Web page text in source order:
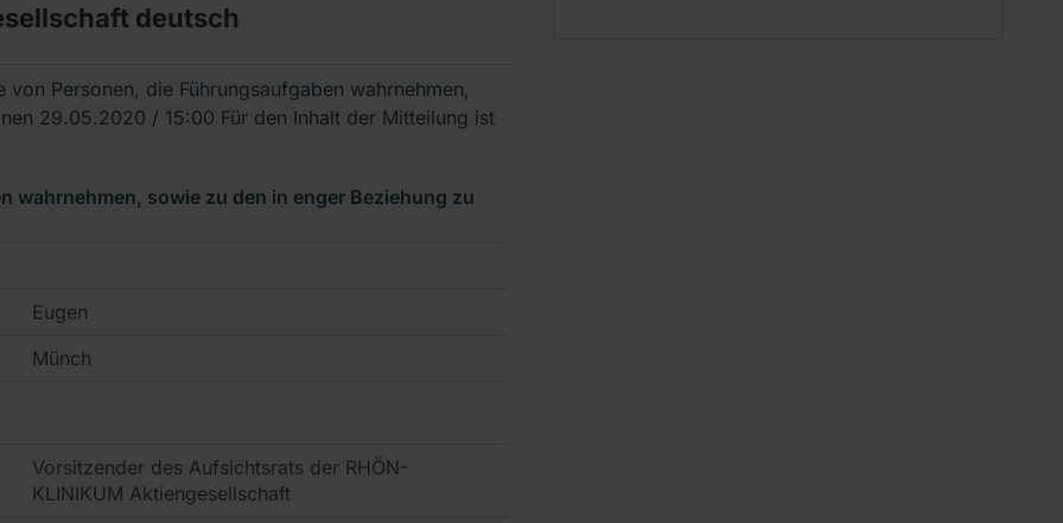
deutsch
Personen, die Führungsaufgaben wahrnehmen,
29.05.2020 / 15:00 Für den Inhalt der Mitteilung ist
wahrnehmen, sowie zu den in enger Beziehung zu
Eugen
Münch
Vorsitzender des Aufsichtsrats der RHÖN-
KLINIKUM Aktiengesellschaft